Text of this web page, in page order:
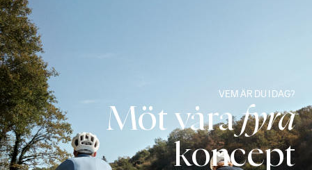
VEM ÄR DU I DAG?
Möt vårafyra
koncept